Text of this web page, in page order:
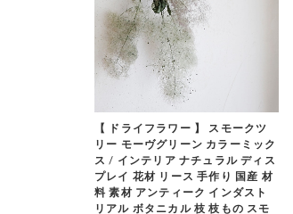
【 ドライフラワー 】 スモークツ
リー モーヴグリーン カラーミック
ス / インテリア ナチュラル ディス
プレイ 花材 リース 手作り 国産 材
料 素材 アンティーク インダスト
リアル ボタニカル 枝 枝もの スモ